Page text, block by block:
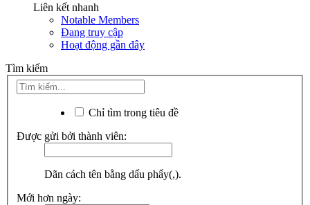
Liên kết nhanh
Notable Members
Đang truy cập
Hoạt động gần đây
Tìm kiếm
Chỉ tìm trong tiêu đề
Được gửi bởi thành viên:
Dãn cách tên bằng dấu phẩy(,).
Mới hơn ngày: